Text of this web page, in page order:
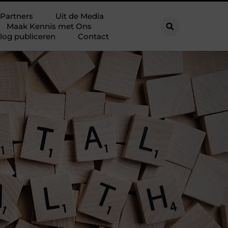
Partners
Uit de Media
Maak Kennis met Ons
publiceren
Contact